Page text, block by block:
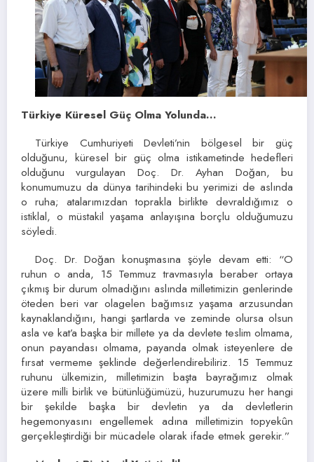
Türkiye Küresel Güç Olma Yolunda…
Türkiye Cumhuriyeti Devleti’nin bölgesel bir güç
olduğunu, küresel bir güç olma istikametinde hedefleri
olduğunu vurgulayan Doç. Dr. Ayhan Doğan, bu
konumumuzu da dünya tarihindeki bu yerimizi de aslında
o ruha; atalarımızdan toprakla birlikte devraldığımız o
istiklal, o müstakil yaşama anlayışına borçlu olduğumuzu
söyledi.
Doç. Dr. Doğan konuşmasına şöyle devam etti: “O
ruhun o anda, 15 Temmuz travmasıyla beraber ortaya
çıkmış bir durum olmadığını aslında milletimizin genlerinde
öteden beri var olagelen bağımsız yaşama arzusundan
kaynaklandığını, hangi şartlarda ve zeminde olursa olsun
asla ve kat’a başka bir millete ya da devlete teslim olmama,
onun payandası olmama, payanda olmak isteyenlere de
fırsat vermeme şeklinde değerlendirebiliriz. 15 Temmuz
ruhunu ülkemizin, milletimizin başta bayrağımız olmak
üzere milli birlik ve bütünlüğümüzü, huzurumuzu her hangi
bir şekilde başka bir devletin ya da devletlerin
hegemonyasını engellemek adına milletimizin topyekûn
gerçekleştirdiği bir mücadele olarak ifade etmek gerekir.”